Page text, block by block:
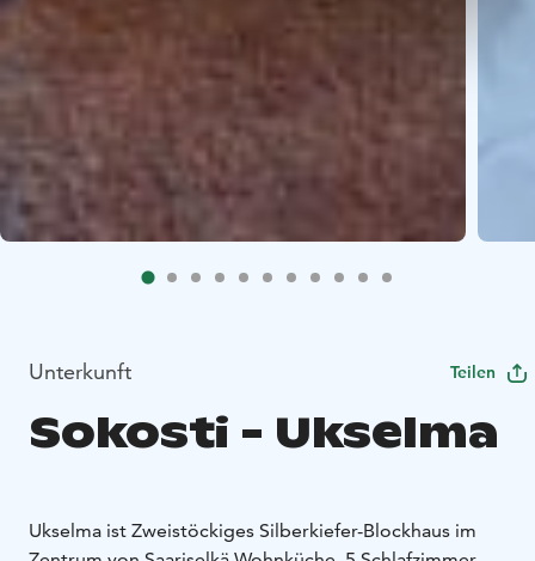
Unterkunft Teilen
Sokosti - Ukselma
Ukselma ist Zweistöckiges Silberkiefer-Blockhaus im